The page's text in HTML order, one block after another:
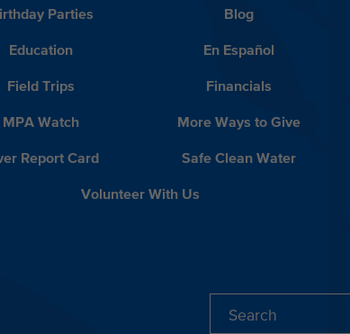
Parties Blog
Education En Español
Field Trips Financials
MPA Watch More Ways to Give
Report Card Safe Clean Water
Volunteer With Us